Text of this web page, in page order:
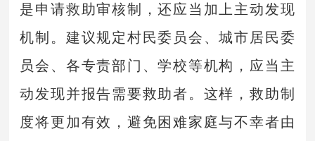
是申请救助审核制，还应当加上主动发现
机制。建议规定村民委员会、城市居民委
员会、各专责部门、学校等机构，应当主
动发现并报告需要救助者。这样，救助制
度将更加有效，避免困难家庭与不幸者由